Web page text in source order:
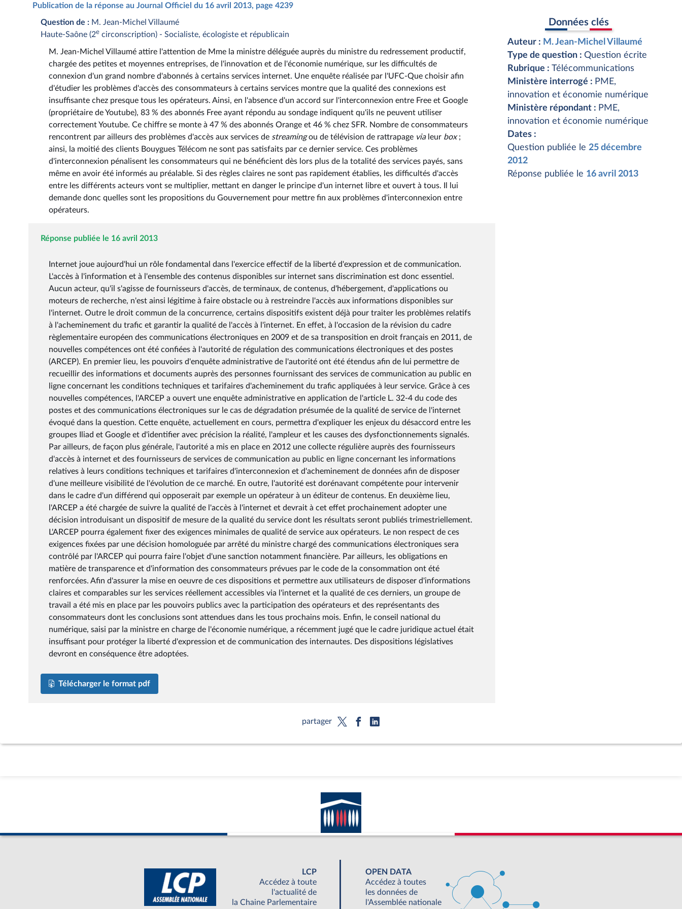
Publication de la réponse au Journal Officiel du 16 avril 2013, page 4239
Question de : M. Jean-Michel Villaumé
Haute-Saône (2e circonscription) - Socialiste, écologiste et républicain
M. Jean-Michel Villaumé attire l'attention de Mme la ministre déléguée auprès du ministre du redressement productif,
chargée des petites et moyennes entreprises, de l'innovation et de l'économie numérique, sur les difficultés de
connexion d'un grand nombre d'abonnés à certains services internet. Une enquête réalisée par l'UFC-Que choisir afin
d'étudier les problèmes d'accès des consommateurs à certains services montre que la qualité des connexions est
insuffisante chez presque tous les opérateurs. Ainsi, en l'absence d'un accord sur l'interconnexion entre Free et Google
(propriétaire de Youtube), 83 % des abonnés Free ayant répondu au sondage indiquent qu'ils ne peuvent utiliser
correctement Youtube. Ce chiffre se monte à 47 % des abonnés Orange et 46 % chez SFR. Nombre de consommateurs
rencontrent par ailleurs des problèmes d'accès aux services de streamingou de télévision de rattrapage vialeur box;
ainsi, la moitié des clients Bouygues Télécom ne sont pas satisfaits par ce dernier service. Ces problèmes
d'interconnexion pénalisent les consommateurs qui ne bénéficient dès lors plus de la totalité des services payés, sans
même en avoir été informés au préalable. Si des règles claires ne sont pas rapidement établies, les difficultés d'accès
entre les différents acteurs vont se multiplier, mettant en danger le principe d'un internet libre et ouvert à tous. Il lui
demande donc quelles sont les propositions du Gouvernement pour mettre fin aux problèmes d'interconnexion entre
opérateurs.
Réponse publiée le 16 avril 2013
Internet joue aujourd'hui un rôle fondamental dans l'exercice effectif de la liberté d'expression et de communication.
L'accès à l'information et à l'ensemble des contenus disponibles sur internet sans discrimination est donc essentiel.
Aucun acteur, qu'il s'agisse de fournisseurs d'accès, de terminaux, de contenus, d'hébergement, d'applications ou
moteurs de recherche, n'est ainsi légitime à faire obstacle ou à restreindre l'accès aux informations disponibles sur
l'internet. Outre le droit commun de la concurrence, certains dispositifs existent déjà pour traiter les problèmes relatifs
à l'acheminement du trafic et garantir la qualité de l'accès à l'internet. En effet, à l'occasion de la révision du cadre
règlementaire européen des communications électroniques en 2009 et de sa transposition en droit français en 2011, de
nouvelles compétences ont été confiées à l'autorité de régulation des communications électroniques et des postes
(ARCEP). En premier lieu, les pouvoirs d'enquête administrative de l'autorité ont été étendus afin de lui permettre de
recueillir des informations et documents auprès des personnes fournissant des services de communication au public en
ligne concernant les conditions techniques et tarifaires d'acheminement du trafic appliquées à leur service. Grâce à ces
nouvelles compétences, l'ARCEP a ouvert une enquête administrative en application de l'article L. 32-4 du code des
postes et des communications électroniques sur le cas de dégradation présumée de la qualité de service de l'internet
évoqué dans la question. Cette enquête, actuellement en cours, permettra d'expliquer les enjeux du désaccord entre les
groupes Iliad et Google et d'identifier avec précision la réalité, l'ampleur et les causes des dysfonctionnements signalés.
Par ailleurs, de façon plus générale, l'autorité a mis en place en 2012 une collecte régulière auprès des fournisseurs
d'accès à internet et des fournisseurs de services de communication au public en ligne concernant les informations
relatives à leurs conditions techniques et tarifaires d'interconnexion et d'acheminement de données afin de disposer
d'une meilleure visibilité de l'évolution de ce marché. En outre, l'autorité est dorénavant compétente pour intervenir
dans le cadre d'un différend qui opposerait par exemple un opérateur à un éditeur de contenus. En deuxième lieu,
l'ARCEP a été chargée de suivre la qualité de l'accès à l'internet et devrait à cet effet prochainement adopter une
décision introduisant un dispositif de mesure de la qualité du service dont les résultats seront publiés trimestriellement.
L'ARCEP pourra également fixer des exigences minimales de qualité de service aux opérateurs. Le non respect de ces
exigences fixées par une décision homologuée par arrêté du ministre chargé des communications électroniques sera
contrôlé par l'ARCEP qui pourra faire l'objet d'une sanction notamment financière. Par ailleurs, les obligations en
matière de transparence et d'information des consommateurs prévues par le code de la consommation ont été
renforcées. Afin d'assurer la mise en oeuvre de ces dispositions et permettre aux utilisateurs de disposer d'informations
claires et comparables sur les services réellement accessibles via l'internet et la qualité de ces derniers, un groupe de
travail a été mis en place par les pouvoirs publics avec la participation des opérateurs et des représentants des
consommateurs dont les conclusions sont attendues dans les tous prochains mois. Enfin, le conseil national du
numérique, saisi par la ministre en charge de l'économie numérique, a récemment jugé que le cadre juridique actuel était
insuffisant pour protéger la liberté d'expression et de communication des internautes. Des dispositions législatives
devront en conséquence être adoptées.
Télécharger le format pdf
Données clés
Auteur : M. Jean-Michel Villaumé
Type de question : Question écrite
Rubrique : Télécommunications
Ministère interrogé : PME,
innovation et économie numérique
Ministère répondant : PME,
innovation et économie numérique
Dates :
Question publiée le 25 décembre
2012
Réponse publiée le 16 avril 2013
partager
LCP
Accédez à toute
l'actualité de
la Chaine Parlementaire
OPEN DATA
Accédez à toutes
les données de
l'Assemblée nationale